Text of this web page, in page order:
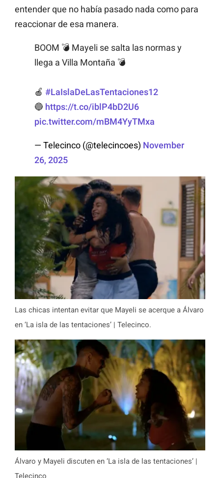
entender que no había pasado nada como para
reaccionar de esa manera.
BOOM 💣 Mayeli se salta las normas y
llega a Villa Montaña 💣
🍎 #LaIslaDeLasTentaciones12
🔵 https://t.co/iblP4bD2U6
pic.twitter.com/mBM4YyTMxa
— Telecinco (@telecincoes) November
26, 2025
Las chicas intentan evitar que Mayeli se acerque a Álvaro
en ‘La isla de las tentaciones’ | Telecinco.
Álvaro y Mayeli discuten en ‘La isla de las tentaciones’ |
Telecinco